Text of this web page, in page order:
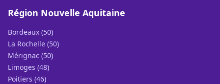
Région Nouvelle Aquitaine
Bordeaux (50)
La Rochelle (50)
Mérignac (50)
Limoges (48)
Poitiers (46)